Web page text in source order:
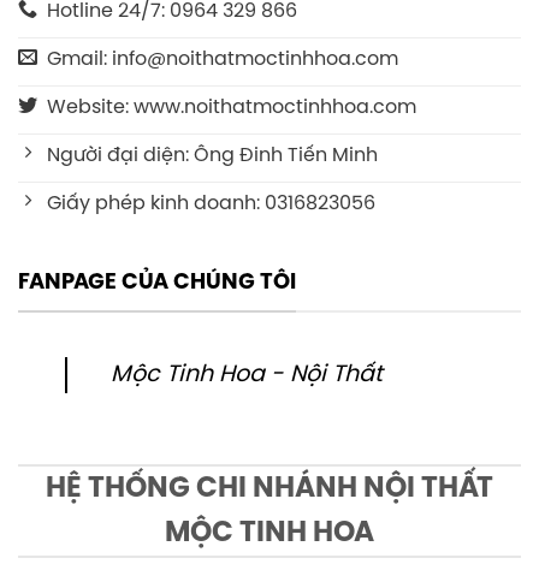
Hotline 24/7: 0964 329 866
Gmail: info@noithatmoctinhhoa.com
Website: www.noithatmoctinhhoa.com
Người đại diện: Ông Đinh Tiến Minh
Giấy phép kinh doanh: 0316823056
FANPAGE CỦA CHÚNG TÔI
Mộc Tinh Hoa - Nội Thất
HỆ THỐNG CHI NHÁNH NỘI THẤT
MỘC TINH HOA